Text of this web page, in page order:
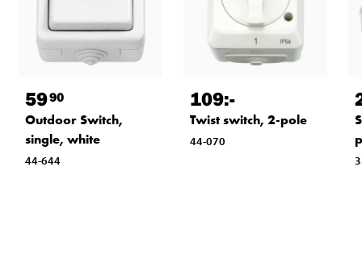
5990
Outdoor Switch,
single, white
44-644
109:-
Twist switch, 2-pole
44-070